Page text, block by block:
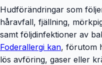
Hudförändringar som
håravfall, fjällning,
samt följdinfektioner av
Foderallergi kan, förutom
lös avföring, gaser eller